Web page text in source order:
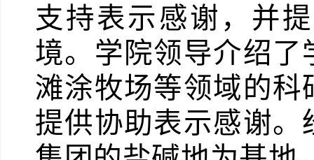
支持表示感谢，并
境。学院领导介绍
滩涂牧场等领域的
提供协助表示感谢